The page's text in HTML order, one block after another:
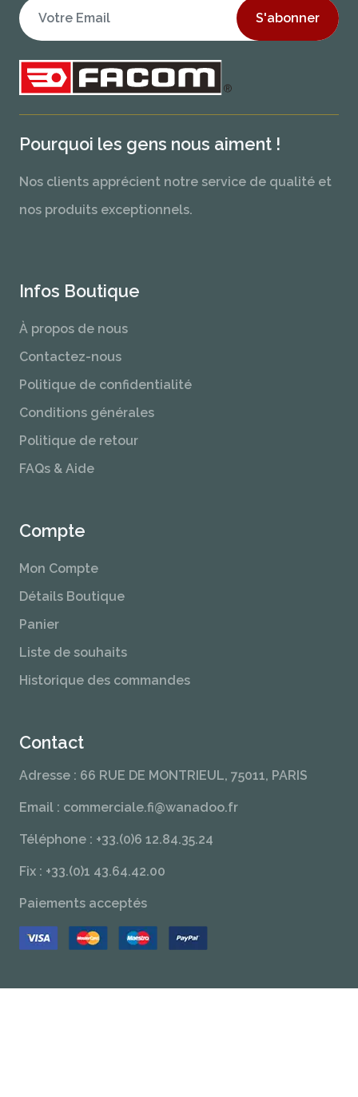
S'abonner
Pourquoi les gens nous aiment !
Nos clients apprécient notre service de qualité et
nos produits exceptionnels.
Infos Boutique
À propos de nous
Contactez-nous
Politique de confidentialité
Conditions générales
Politique de retour
FAQs & Aide
Compte
Mon Compte
Détails Boutique
Panier
Liste de souhaits
Historique des commandes
Contact
Adresse : 66 RUE DE MONTRIEUL, 75011, PARIS
Email : commerciale.fi@wanadoo.fr
Téléphone : +33.(0)6 12.84.35.24
Fix : +33.(0)1 43.64.42.00
Paiements acceptés